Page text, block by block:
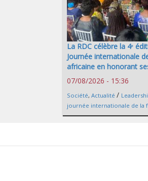
La RDC célèbre la 4ᵉ
Journée internationale
africaine en honorant
07/08/2026 - 15:36
Société, Actualité /
journée internationale de la